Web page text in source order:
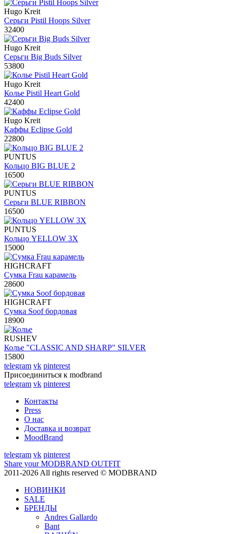
Hugo Kreit
Серьги Pistil Hoops Silver
32400
Hugo Kreit
Серьги Big Buds Silver
53800
Hugo Kreit
Колье Pistil Heart Gold
42400
Hugo Kreit
Каффы Eclipse Gold
22800
PUNTUS
Кольцо BIG BLUE 2
16500
PUNTUS
Серьги BLUE RIBBON
16500
PUNTUS
Кольцо YELLOW 3X
15000
HIGHCRAFT
Сумка Frau карамель
28600
HIGHCRAFT
Сумка Soof бордовая
18900
RUSHEV
Колье "CLASSIC AND SHARP" SILVER
15800
telegram vk pinterest
Присоединиться к modbrand
telegram vk pinterest
Контакты
Press
О нас
Доставка и возврат
MoodBrand
telegram vk pinterest
Share your MODBRAND OUTFIT
2011-2026 All rights reserved © MODBRAND
НОВИНКИ
SALE
БРЕНДЫ
Andres Gallardo
Bant